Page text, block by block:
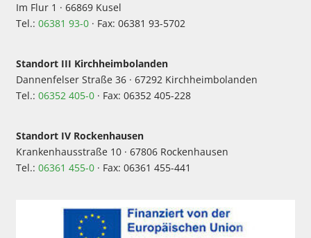
Im Flur 1 · 66869 Kusel
Tel.: 06381 93-0 · Fax: 06381 93-5702
Standort III Kirchheimbolanden
Dannenfelser Straße 36 · 67292 Kirchheimbolanden
Tel.: 06352 405-0 · Fax: 06352 405-228
Standort IV Rockenhausen
Krankenhausstraße 10 · 67806 Rockenhausen
Tel.: 06361 455-0 · Fax: 06361 455-441